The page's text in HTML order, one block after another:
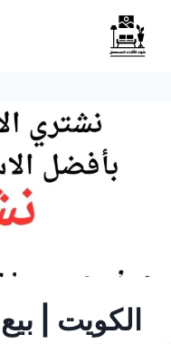
التجاوز
المحتوى
الكويت |